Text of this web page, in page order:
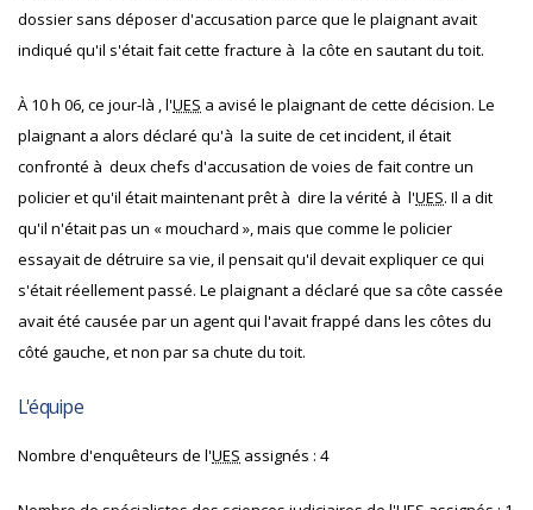
dossier sans déposer d'accusation parce que le plaignant avait
indiqué qu'il s'était fait cette fracture à la côte en sautant du toit.
À 10 h 06, ce jour-là , l'UES a avisé le plaignant de cette décision. Le
plaignant a alors déclaré qu'à la suite de cet incident, il était
confronté à deux chefs d'accusation de voies de fait contre un
policier et qu'il était maintenant prêt à dire la vérité à l'UES. Il a dit
qu'il n'était pas un « mouchard », mais que comme le policier
essayait de détruire sa vie, il pensait qu'il devait expliquer ce qui
s'était réellement passé. Le plaignant a déclaré que sa côte cassée
avait été causée par un agent qui l'avait frappé dans les côtes du
côté gauche, et non par sa chute du toit.
L'équipe
Nombre d'enquêteurs de l'UES assignés : 4